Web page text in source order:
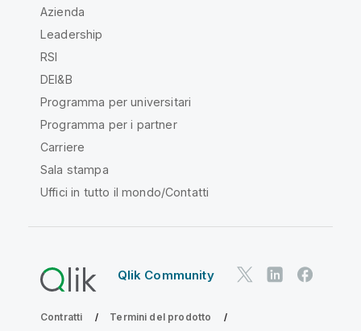
Azienda
Leadership
RSI
DEI&B
Programma per universitari
Programma per i partner
Carriere
Sala stampa
Uffici in tutto il mondo/Contatti
Qlik Community
Contratti Termini del prodotto